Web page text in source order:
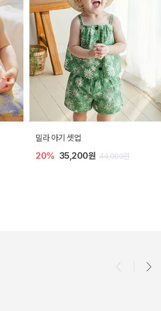
토닉 아기 민소매 티셔츠
20% 11,200원 14,000원